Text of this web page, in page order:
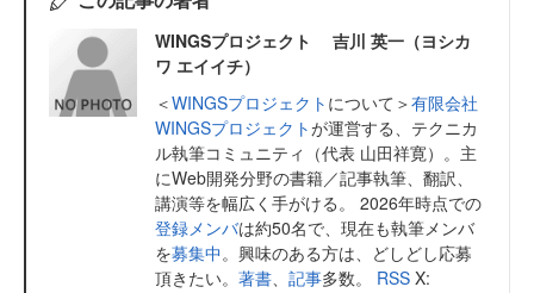
WINGSプロジェクト 吉川 英一（ヨシカ
ワ エイイチ）
＜WINGSプロジェクト について＞有限会社
WINGSプロジェクトが運営する、テクニカ
ル執筆コミュニティ（代表 山田祥寛）。主
にWeb開発分野の書籍／記事執筆、翻訳、
講演等を幅広く手がける。 2026年時点での
登録メンバは約50名で、現在も執筆メンバ
を募集中。興味のある方は、どしどし応募
頂きたい。 著書 記事多数。 RSS X: